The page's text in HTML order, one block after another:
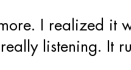
I realized it
listening. It